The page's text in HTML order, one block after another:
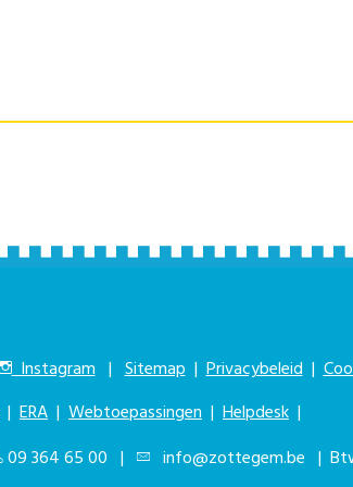
Instagram | Sitemap |Privacybeleid |
| ERA | Webtoepassingen | Helpdesk |
09 364 65 00 | info@zottegem.be |